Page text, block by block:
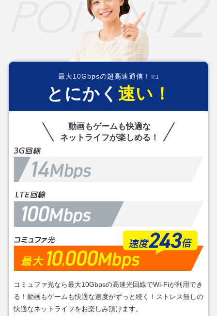
最大10Gbpsの超高速通信！ ※1
とにかく 速い！
動画もゲームも快適な
ネットライフが楽しめる！
コミュファ光なら最大10Gbpsの高速光回線でWi-Fiが利用でき
る！動画もゲームも快適な速度がずっと続く！ストレス無しの
快適なネットライフをお楽しみ頂けます。